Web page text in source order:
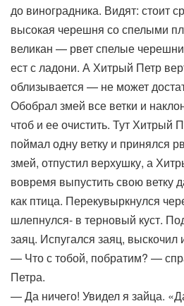
до виноградника. Видят: стоит
высокая черешня со спелыми
великан — рвет спелые
ест с ладони. А Хитрый Петр
облизывается — не может
Обобрал змей все ветки и
чтоб и ее очистить. Тут Хитрый
поймал одну ветку и принялся
змей, отпустил верхушку, а
вовремя выпустить свою ветку
как птица. Перекувыркнулся
шлепнулся- в терновый куст.
заяц. Испугался заяц, выскочил
— Что с тобой, побратим? —
Петра.
— Да ничего! Увидел я зайца.